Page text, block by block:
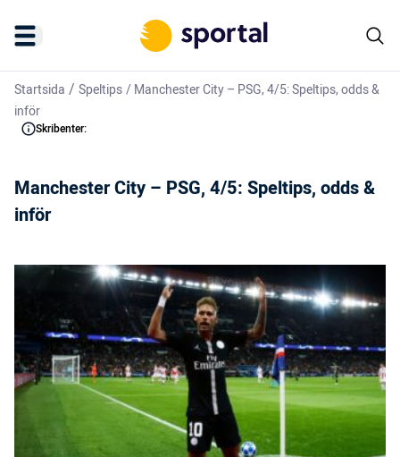
Startsida / Speltips/Manchester City – PSG, 4/5: Speltips, odds &
inför
Skribenter:
Manchester City – PSG, 4/5: Speltips, odds &
inför